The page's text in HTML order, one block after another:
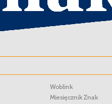
Woblink
Miesięcznik Znak